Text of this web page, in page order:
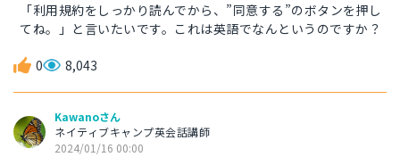
「利用規約をしっかり読んでから、”同意する”のボタンを押し
てね。」と言いたいです。これは英語でなんというのですか？
0 8,043
Kawanoさん
ネイティブキャンプ英会話講師
2024/01/16 00:00